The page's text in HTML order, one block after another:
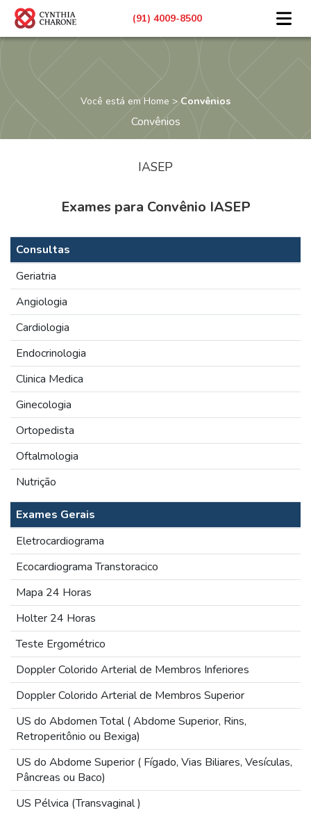
(91) 4009-8500
Você está em Home > Convênios
Convênios
IASEP
Exames para Convênio IASEP
Consultas
Geriatria
Angiologia
Cardiologia
Endocrinologia
Clinica Medica
Ginecologia
Ortopedista
Oftalmologia
Nutrição
Exames Gerais
Eletrocardiograma
Ecocardiograma Transtoracico
Mapa 24 Horas
Holter 24 Horas
Teste Ergométrico
Doppler Colorido Arterial de Membros Inferiores
Doppler Colorido Arterial de Membros Superior
US do Abdomen Total ( Abdome Superior, Rins,
Retroperitônio ou Bexiga)
US do Abdome Superior ( Fígado, Vias Biliares, Vesículas,
Pâncreas ou Baco)
US Pélvica (Transvaginal )